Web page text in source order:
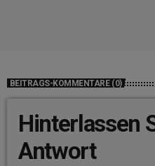
BEITRAGS-KOMMENTARE (0)
Hinterlassen
Antwort